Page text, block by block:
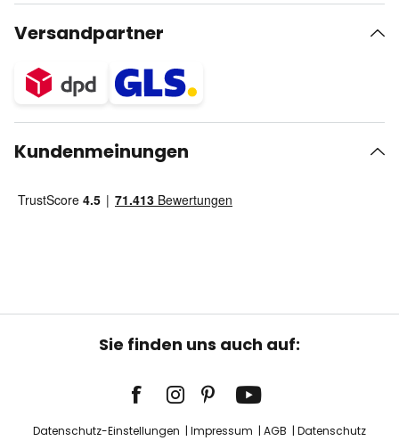
Versandpartner
Kundenmeinungen
Sie finden uns auch auf:
Datenschutz-Einstellungen Impressum AGB Datenschutz